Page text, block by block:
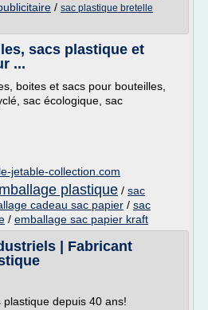
/ sac plastique bretelle
sacs plastique et
...
boites et sacs pour bouteilles,
sac écologique, sac
jetable-collection.com
plastique / sac
cadeau sac papier / sac
/ emballage sac papier kraft
| Fabricant
depuis 40 ans!